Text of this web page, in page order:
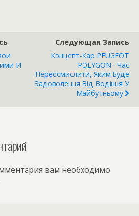
И
Следующая Запись
Концепт-Кар PEUGEOT
POLYGON - Час
Переосмислити, Яким Буде
Задоволення Від Водіння У
Майбутньому
вам необходимо